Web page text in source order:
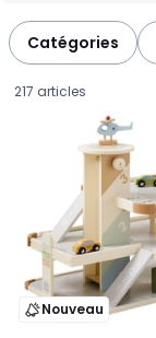
Catégories
217 articles
Nouveau